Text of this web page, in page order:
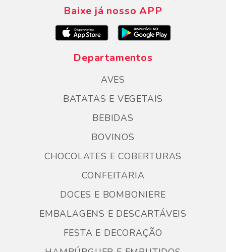
Baixe já nosso APP
Departamentos
AVES
BATATAS E VEGETAIS
BEBIDAS
BOVINOS
CHOCOLATES E COBERTURAS
CONFEITARIA
DOCES E BOMBONIERE
EMBALAGENS E DESCARTÁVEIS
FESTA E DECORAÇÃO